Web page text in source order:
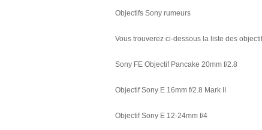
Objectifs Sony rumeurs
Vous trouverez ci-dessous la liste des
Sony FE Objectif Pancake 20mm f/2.8
Objectif Sony E 16mm f/2.8 Mark II
Objectif Sony E 12-24mm f/4